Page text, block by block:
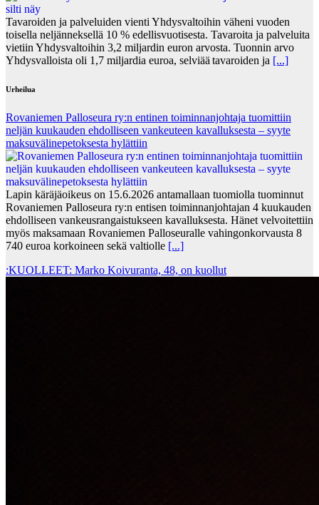
Tavaroiden ja palveluiden vienti Yhdysvaltoihin väheni vuoden
toisella neljänneksellä 10 % edellisvuotisesta. Tavaroita ja palveluita
vietiin Yhdysvaltoihin 3,2 miljardin euron arvosta. Tuonnin arvo
Yhdysvalloista oli 1,7 miljardia euroa, selviää tavaroiden ja [...]
Urheilua
Rovaniemen Palloseura ry:n entinen toiminnanjohtaja tuo­mit­tiin
neljän kuu­kau­den eh­dol­li­seen van­keu­teen ka­val­luk­ses­ta – syyte
mak­su­vä­li­ne­pe­tok­ses­ta hy­lät­tiin
Lapin käräjäoikeus on 15.6.2026 antamallaan tuomiolla tuominnut
Rovaniemen Palloseura ry:n entisen toiminnanjohtajan 4 kuukauden
ehdolliseen vankeusrangaistukseen kavalluksesta. Hänet velvoitettiin
myös maksamaan Rovaniemen Palloseuralle vahingonkorvausta 8
740 euroa korkoineen sekä valtiolle [...]
:KUOLLEET: Marko Koivuranta, 48, on kuollut